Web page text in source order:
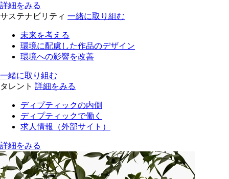
詳細をみる
サステナビリティ 一緒に取り組む
未来を考える
環境に配慮した作品のデザイン
環境への影響を改善
一緒に取り組む
タレント 詳細をみる
ディプティックの内側
ディプティックで働く
求人情報（外部サイト）
詳細をみる